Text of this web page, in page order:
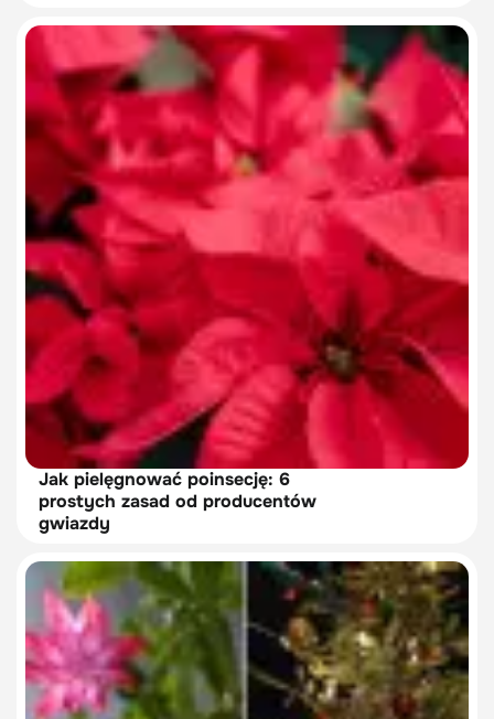
Jak pielęgnować poinsecję: 6
prostych zasad od producentów
gwiazdy